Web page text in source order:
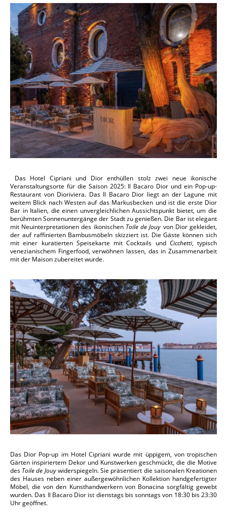
Das Hotel Cipriani und Dior enthüllen stolz zwei neue ikonische
Veranstaltungsorte für die Saison 2025: Il Bacaro Dior und ein Pop-up-
Restaurant von Dioriviera. Das Il Bacaro Dior liegt an der Lagune mit
weitem Blick nach Westen auf das Markusbecken und ist die erste Dior
Bar in Italien, die einen unvergleichlichen Aussichtspunkt bietet, um die
berühmten Sonnenuntergänge der Stadt zu genießen. Die Bar ist elegant
mit Neuinterpretationen des ikonischen Toile de Jouy von Dior gekleidet,
der auf raffinierten Bambusmöbeln skizziert ist. Die Gäste können sich
mit einer kuratierten Speisekarte mit Cocktails und Cicchetti, typisch
venezianischem Fingerfood, verwöhnen lassen, das in Zusammenarbeit
mit der Maison zubereitet wurde.
Das Dior Pop-up im Hotel Cipriani wurde mit üppigem, von tropischen
Gärten inspiriertem Dekor und Kunstwerken geschmückt, die die Motive
des Toile de Jouywiderspiegeln. Sie präsentiert die saisonalen Kreationen
des Hauses neben einer außergewöhnlichen Kollektion handgefertigter
Möbel, die von den Kunsthandwerkern von Bonacina sorgfältig gewebt
wurden. Das Il Bacaro Dior ist dienstags bis sonntags von 18:30 bis 23:30
Uhr geöffnet.